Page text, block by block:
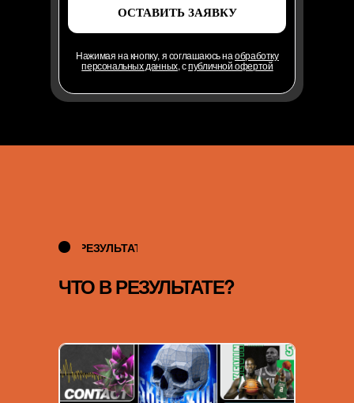
ОСТАВИТЬ ЗАЯВКУ
Нажимая на кнопку, я соглашаюсь наобработку
персональных данных, спубличной офертой
ЧТО В РЕЗУЛЬТАТЕ?
РЕЗУЛЬТАТ